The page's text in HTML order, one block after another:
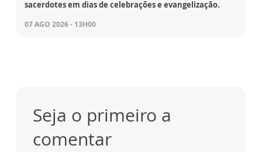
sacerdotes em dias de celebrações e evangelização.
07 AGO 2026 - 13H00
Seja o primeiro a
comentar